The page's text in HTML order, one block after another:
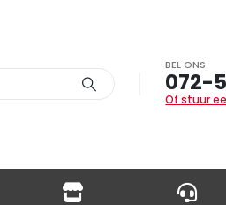
BEL ONS
072-
Of stuur